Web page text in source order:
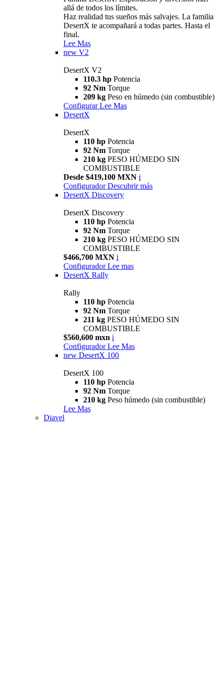
allá de todos los límites.
Haz realidad tus sueños más salvajes. La familia
DesertX te acompañará a todas partes. Hasta el
final.
Lee Mas
new V2
DesertX V2
110.3 hp Potencia
92 Nm Torque
209 kg Peso en húmedo (sin combustible)
Configurar Lee Mas
DesertX
DesertX
110 hp Potencia
92 Nm Torque
210 kg PESO HÚMEDO SIN
COMBUSTIBLE
Desde $419,100 MXN i
Configurador Descubrir más
DesertX Discovery
DesertX Discovery
110 hp Potencia
92 Nm Torque
210 kg PESO HÚMEDO SIN
COMBUSTIBLE
$466,700 MXN i
Configurador Lee mas
DesertX Rally
Rally
110 hp Potencia
92 Nm Torque
211 kg PESO HÚMEDO SIN
COMBUSTIBLE
$560,600 mxn i
Configurador Lee Mas
new DesertX 100
DesertX 100
110 hp Potencia
92 Nm Torque
210 kg Peso húmedo (sin combustible)
Lee Mas
Diavel